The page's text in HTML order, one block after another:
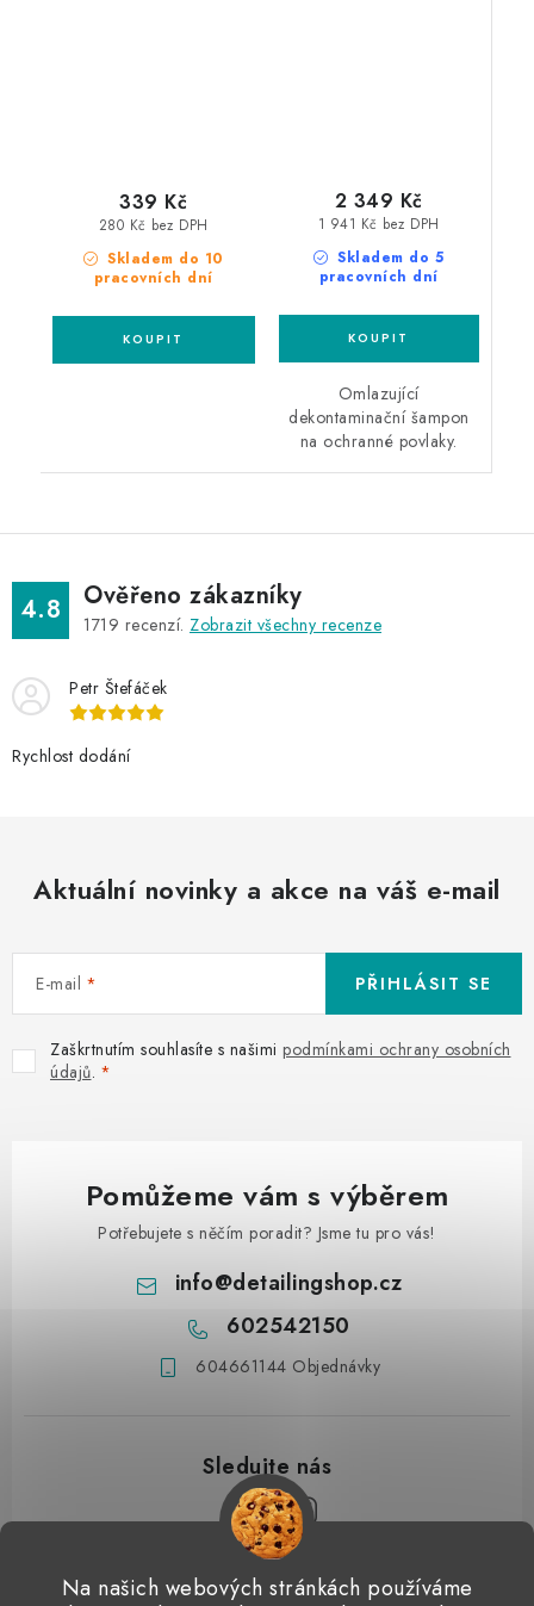
Na našich webových stránkách používáme
Skladem do 10
pracovních dní
280 Kč bez DPH
339 Kč
Skladem do 5
pracovních dní
1 941 Kč bez DPH
2 349 Kč
Omlazující
dekontaminační šampon
na ochranné povlaky.
4.8 Ověřeno zákazníky
1719 recenzí. Zobrazit všechny recenze
Petr Štefáček
Rychlost dodání
Aktuální novinky a akce na váš e-mail
E-mail
Zaškrtnutím souhlasíte s našimi podmínkami ochrany osobních
údajů.
PŘIHLÁSIT SE
Pomůžeme vám s výběrem
Potřebujete s něčím poradit? Jsme tu pro vás!
info@detailingshop.cz
602542150
604661144 Objednávky